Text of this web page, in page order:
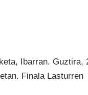
Ibarran. Guztira,
Finala Lasturren